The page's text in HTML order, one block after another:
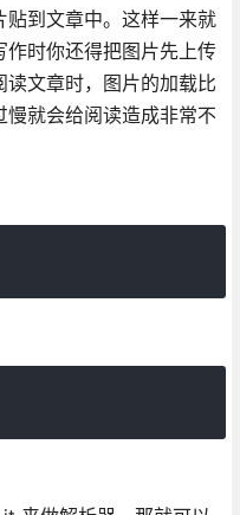
到文章中。这样一来就
时你还得把图片先上传
文章时，图片的加载比
就会给阅读造成非常不